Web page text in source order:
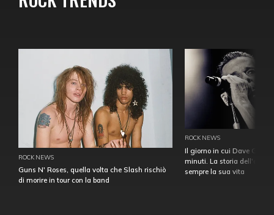
ROCK NEWS
Guns N' Roses, quella volta che Slash rischiò
di morire in tour con la band
ROCK NEWS
Il giorno in cui Dave
minuti. La storia
sempre la sua vita